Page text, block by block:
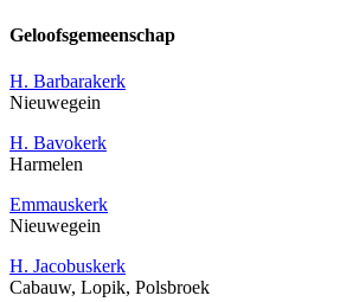
Geloofsgemeenschap
H. Barbarakerk
Nieuwegein
H. Bavokerk
Harmelen
Emmauskerk
Nieuwegein
H. Jacobuskerk
Cabauw, Lopik, Polsbroek